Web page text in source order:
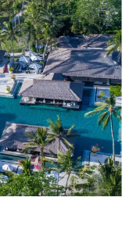
ンド
ーデン
ア
ェニア
ドニア